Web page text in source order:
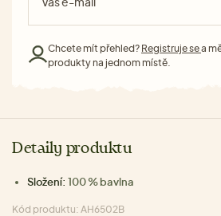
Chcete mít přehled? Registruje sea
produkty na jednom místě.
Detaily produktu
Složení: 100 % bavlna
Kód produktu: AH6502B